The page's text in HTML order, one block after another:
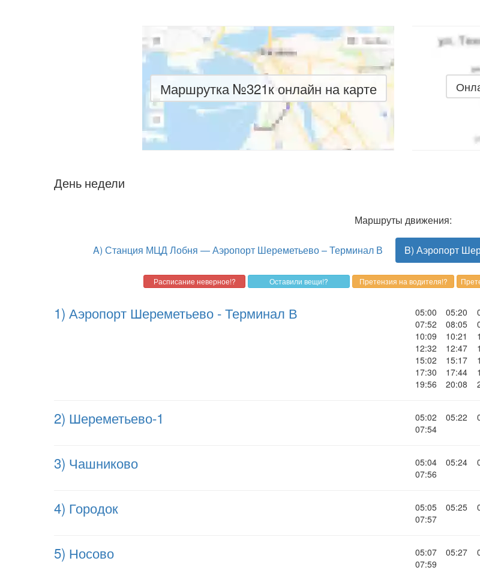
Маршрутка №321к онлайн на карте
День недели
Маршруты движения:
A) Станция МЦД Лобня — Аэропорт Шереметьево – Терминал В B) Аэропорт
1) Аэропорт Шереметьево - Терминал В 05:00 05:20
07:52
08:05
10:09
10:21
12:32
12:47
15:02
15:17
17:30
17:44
19:56
20:08
2) Шереметьево-1 05:02 05:22
07:54
3) Чашниково 05:04 05:24
07:56
4) Городок 05:05 05:25
07:57
5) Носово 05:07 05:27
07:59